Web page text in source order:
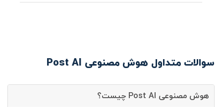
سوالات متداول هوش مصنوعی Post AI
هوش مصنوعی Post AI چیست؟